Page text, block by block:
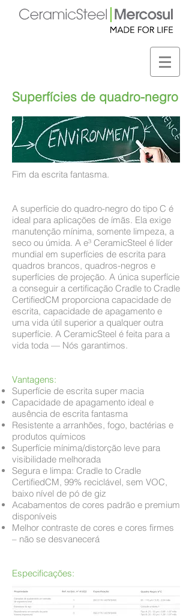
Superfícies de quadro-negro
Fim da escrita fantasma.
A superfície do quadro-negro do tipo C é
ideal para aplicações de ímãs. Ela exige
manutenção mínima, somente limpeza, a
seco ou úmida. A e³ CeramicSteel é líder
mundial em superfícies de escrita para
quadros brancos, quadros-negros e
superfícies de projeção. A única superfície
a conseguir a certificação Cradle to Cradle
CertifiedCM proporciona capacidade de
escrita, capacidade de apagamento e
uma vida útil superior a qualquer outra
superfície. A CeramicSteel é feita para a
vida toda — Nós garantimos.
Vantagens:
Superfície de escrita super macia
Capacidade de apagamento ideal e
ausência de escrita fantasma
Resistente a arranhões, fogo, bactérias e
produtos químicos
Superfície mínima/distorção leve para
visibilidade melhorada
Segura e limpa: Cradle to Cradle
CertifiedCM, 99% reciclável, sem VOC,
baixo nível de pó de giz
Acabamentos de cores padrão e premium
disponíveis
Melhor contraste de cores e cores firmes
– não se desvanecerá
Especificações: